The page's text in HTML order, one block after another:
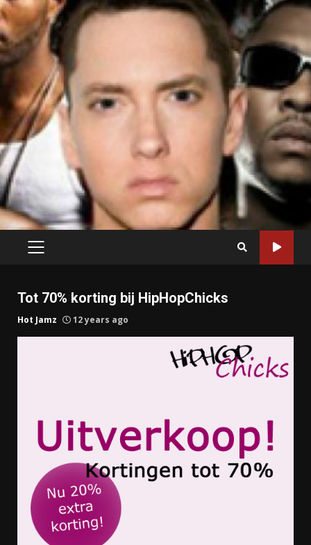
PRIMARY
Tot 70% korting bij HipHopChicks
Hot Jamz 12 years ago